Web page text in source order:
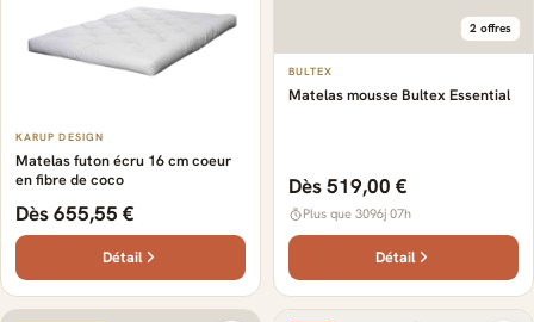
KARUP DESIGN
Matelas futon écru 16 cm coeur
en fibre de coco
Dès 655,55 €
Détail
2 offres
BULTEX
Matelas mousse Bultex Essential
Dès 519,00 €
Plus que 3096j 07h
Détail